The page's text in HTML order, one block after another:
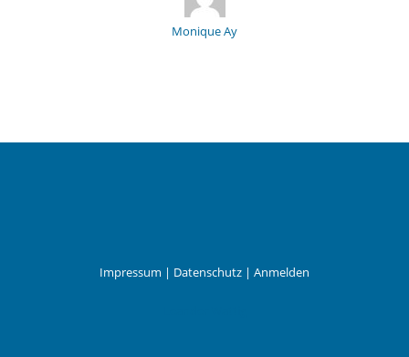
Monique Ay
Impressum | Datenschutz | Anmelden